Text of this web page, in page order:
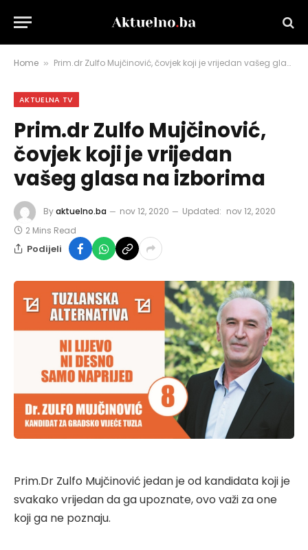
Home » Prim.dr Zulfo Mujčinović, čovjek koji je vrijedan vašeg glasa na izborima
AKTUELNA TV
Prim.dr Zulfo Mujčinović,
čovjek koji je vrijedan
vašeg glasa na izborima
Byaktuelno.ba nov 12, 2020 Updated: nov 12, 2020
2 Mins Read
Podijeli
Prim.Dr Zulfo Mujčinović jedan je od kandidata koji je
svakako vrijedan da ga upoznate, ovo važi za one
koji ga ne poznaju.